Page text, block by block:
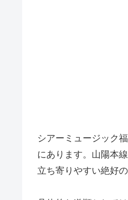
シアーミュージック
にあります。山陽本
立ち寄りやすい絶好の